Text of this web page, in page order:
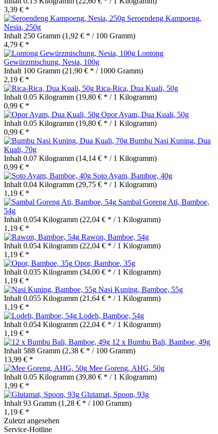
3,39 € *
Seroendeng Kampoeng,
Nesia, 250g
Inhalt 250 Gramm (1,92 € * / 100 Gramm)
4,79 € *
Lontong
Gewürzmischung, Nesia, 100g
Inhalt 100 Gramm (21,90 € * / 1000 Gramm)
2,19 € *
Rica-Rica, Dua Kuali, 50g
Inhalt 0.05 Kilogramm (19,80 € * / 1 Kilogramm)
0,99 € *
Opor Ayam, Dua Kuali, 50g
Inhalt 0.05 Kilogramm (19,80 € * / 1 Kilogramm)
0,99 € *
Bumbu Nasi Kuning, Dua
Kuali, 70g
Inhalt 0.07 Kilogramm (14,14 € * / 1 Kilogramm)
0,99 € *
Soto Ayam, Bamboe, 40g
Inhalt 0.04 Kilogramm (29,75 € * / 1 Kilogramm)
1,19 € *
Sambal Goreng Ati, Bamboe,
54g
Inhalt 0.054 Kilogramm (22,04 € * / 1 Kilogramm)
1,19 € *
Rawon, Bamboe, 54g
Inhalt 0.054 Kilogramm (22,04 € * / 1 Kilogramm)
1,19 € *
Opor, Bamboe, 35g
Inhalt 0.035 Kilogramm (34,00 € * / 1 Kilogramm)
1,19 € *
Nasi Kuning, Bamboe, 55g
Inhalt 0.055 Kilogramm (21,64 € * / 1 Kilogramm)
1,19 € *
Lodeh, Bamboe, 54g
Inhalt 0.054 Kilogramm (22,04 € * / 1 Kilogramm)
1,19 € *
12 x Bumbu Bali, Bamboe, 49g
Inhalt 588 Gramm (2,38 € * / 100 Gramm)
13,99 € *
Mee Goreng, AHG, 50g
Inhalt 0.05 Kilogramm (39,80 € * / 1 Kilogramm)
1,99 € *
Glutamat, Spoon, 93g
Inhalt 93 Gramm (1,28 € * / 100 Gramm)
1,19 € *
Zuletzt angesehen
Service-Hotline